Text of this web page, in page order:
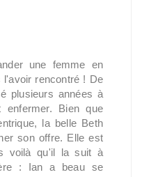
une femme en
l'avoir rencontré ! De
plusieurs années à
Bien que
la belle Beth
son offre. Elle est
voilà qu'il la suit à
: Ian a beau se